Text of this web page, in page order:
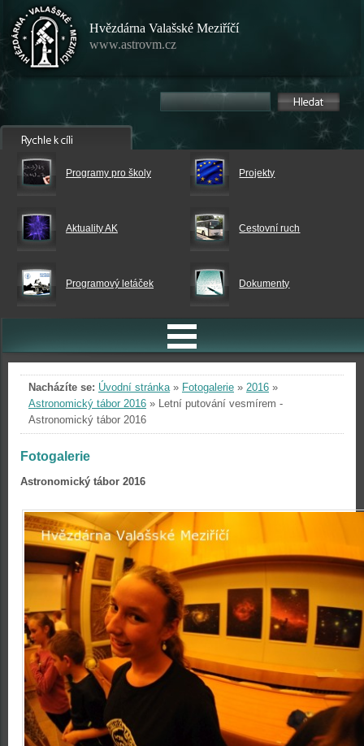
Hvězdárna Valašské Meziříčí
www.astrovm.cz
Programy pro školy Projekty
Aktuality AK Cestovní ruch
Programový letáček Dokumenty
Nacházíte se: Úvodní stránka» Fotogalerie » 2016 »
Astronomický tábor 2016 » Letní putování vesmírem -
Astronomický tábor 2016
Fotogalerie
Astronomický tábor 2016